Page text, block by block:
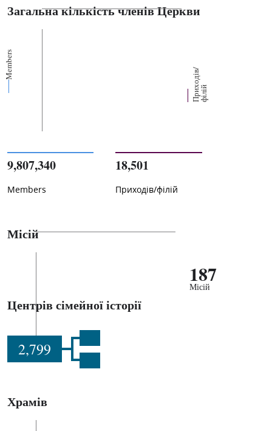
Загальна кількість членів Церкви
Members
П
р
их
о
д
і
в
/
ф
і
л
ій
9,807,340
Members
18,501
Приходів/філій
Місій
187
Місій
Центрів сімейної історії
2,799
Храмів